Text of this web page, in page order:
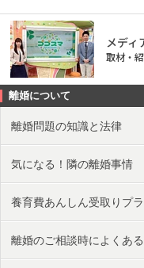
メディ
取材・
離婚について
離婚問題の知識と法律
気になる！隣の離婚事情
養育費あんしん受取りプ
離婚のご相談時によくあ